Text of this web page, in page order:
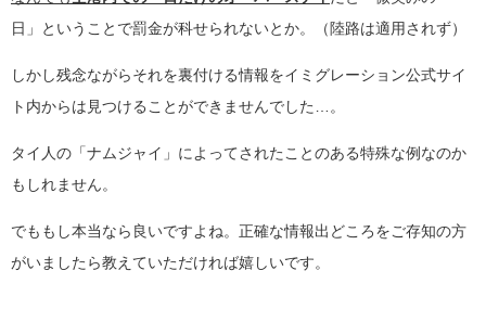
日」ということで罰金が科せられないとか。（陸路は適用されず）
しかし残念ながらそれを裏付ける情報をイミグレーション公式サイ
ト内からは見つけることができませんでした…。
タイ人の「ナムジャイ」によってされたことのある特殊な例なのか
もしれません。
でももし本当なら良いですよね。正確な情報出どころをご存知の方
がいましたら教えていただければ嬉しいです。